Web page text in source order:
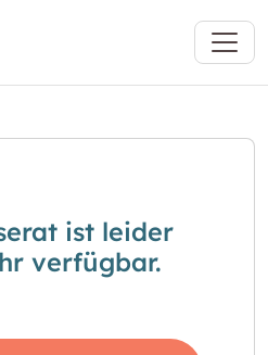
ist leider
verfügbar.